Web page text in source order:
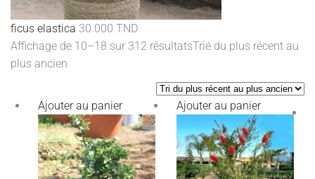
ficus elastica 30.000 TND
Affichage de 10–18 sur 312 résultatsTrié du plus récent au
plus ancien
Ajouter au panier Ajouter au panier